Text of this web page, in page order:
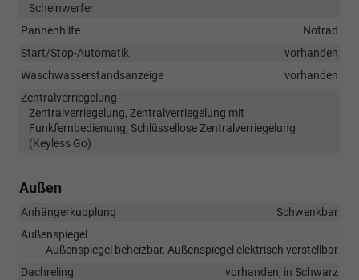
Scheinwerfer
Pannenhilfe
Notrad
Start/Stop-Automatik
vorhanden
Waschwasserstandsanzeige
vorhanden
Zentralverriegelung
Zentralverriegelung, Zentralverriegelung mit
Funkfernbedienung, Schlüssellose Zentralverriegelung
(Keyless Go)
Außen
Anhängerkupplung
Schwenkbar
Außenspiegel
Außenspiegel beheizbar, Außenspiegel elektrisch verstellbar
Dachreling
vorhanden, in Schwarz